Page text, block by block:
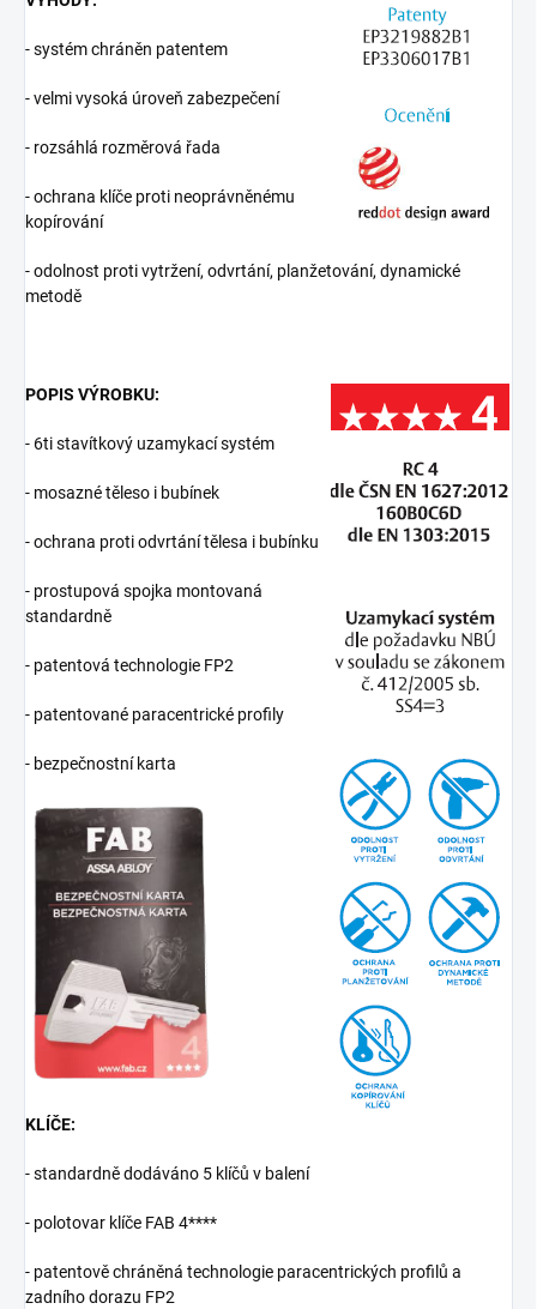
- systém chráněn patentem
- velmi vysoká úroveň zabezpečení
- rozsáhlá rozměrová řada
- ochrana klíče proti neoprávněnému
kopírování
- odolnost proti vytržení, odvrtání, planžetování, dynamické
metodě
POPIS VÝROBKU:
- 6ti stavítkový uzamykací systém
- mosazné těleso i bubínek
- ochrana proti odvrtání tělesa i bubínku
- prostupová spojka montovaná
standardně
- patentová technologie FP2
- patentované paracentrické profily
- bezpečnostní karta
KLÍČE:
- standardně dodáváno 5 klíčů v balení
- polotovar klíče FAB 4****
- patentově chráněná technologie paracentrických profilů a
zadního dorazu FP2